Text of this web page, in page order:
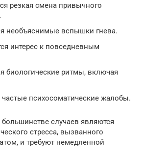
резкая смена привычного
необъяснимые вспышки гнева.
интерес к повседневным
биологические ритмы, включая
психосоматические жалобы.
случаев являются
стресса, вызванного
и требуют немедленной